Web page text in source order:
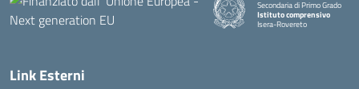
Secondaria di Primo Grado
Istituto comprensivo
Isera-Rovereto
Link Esterni